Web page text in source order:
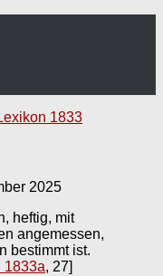
1833
2025
heftig, mit
angemessen,
bestimmt ist.
1833a, 27]